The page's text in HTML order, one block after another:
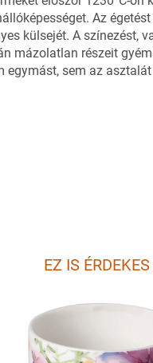
Az
külsejét. A színezést,
mázolatlan részeit
egymást, sem az
EZ IS